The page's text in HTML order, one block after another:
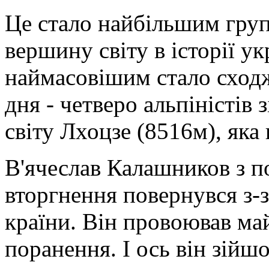
Це стало найбільшим
вершину світу в історії
наймасовішим стало
дня - четверо
світу Лхоцзе (8516м),
В'ячеслав Калашников з
вторгнення повернувся з-
країни. Він провоював
поранення. І ось він